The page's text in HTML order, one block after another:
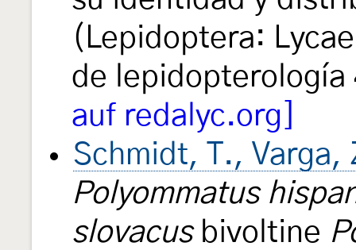
(Lepidoptera:
de lepidopterología
auf redalyc.org]
Schmidt, T.,
Polyommatus
slovacusbivoltine